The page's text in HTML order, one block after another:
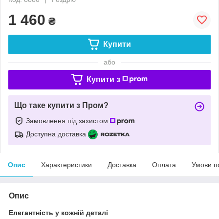
1 460 ₴
Купити
або
Купити з
Що таке купити з Пром?
Замовлення під захистом
Доступна доставка
Опис Характеристики Доставка Оплата Умови
Опис
Елегантність у кожній деталі